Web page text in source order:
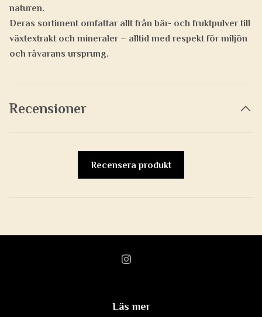
naturen.
Deras sortiment omfattar allt från bär- och fruktpulver till
växtextrakt och mineraler – alltid med respekt för miljön
och råvarans ursprung.
Recensioner
Recensera produkt
Läs mer